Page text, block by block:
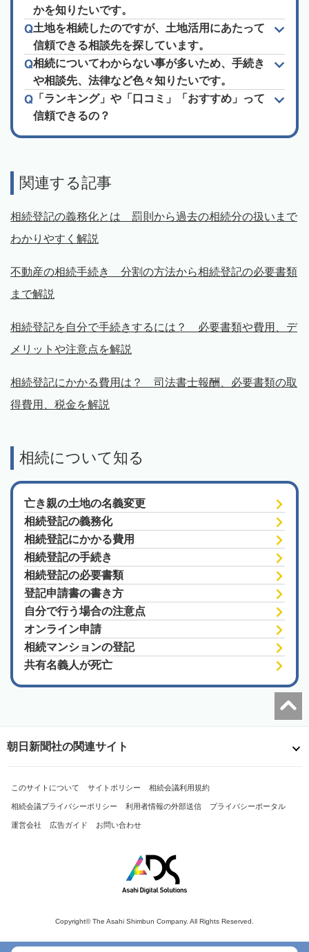
かを知りたいです。
土地を相続したのですが、土地活用にあたって
信頼できる相談先を探しています。
相続についてわからない事が多いため、手続き
や相談先、法律など色々知りたいです。
「ランキング」や「口コミ」「おすすめ」って
信頼できるの？
関連する記事
相続登記の義務化とは 罰則から過去の相続分の扱いまで
わかりやすく解説
不動産の相続手続き 分割の方法から相続登記の必要書類
まで解説
相続登記を自分で手続きするには？ 必要書類や費用、デ
メリットや注意点を解説
相続登記にかかる費用は？ 司法書士報酬、必要書類の取
得費用、税金を解説
相続について知る
亡き親の土地の名義変更
相続登記の義務化
相続登記にかかる費用
相続登記の手続き
相続登記の必要書類
登記申請書の書き方
自分で行う場合の注意点
オンライン申請
相続マンションの登記
共有名義人が死亡
朝日新聞社の関連サイト
このサイトについて サイトポリシー 相続会議利用規約
相続会議プライバシーポリシー 利用者情報の外部送信 プライバシーポータル
運営会社 広告ガイド お問い合わせ
Copyright© The Asahi Shimbun Company. All Rights Reserved.